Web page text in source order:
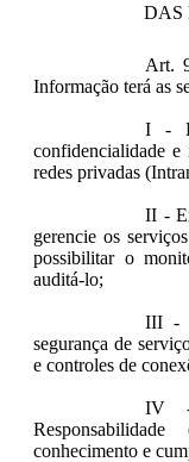
DAS
Art.
Informação terá as
I -
confidencialidade e
redes privadas
II -
gerencie os
possibilitar o
auditá-lo;
III -
segurança de
e controles de
IV -
conhecimento e